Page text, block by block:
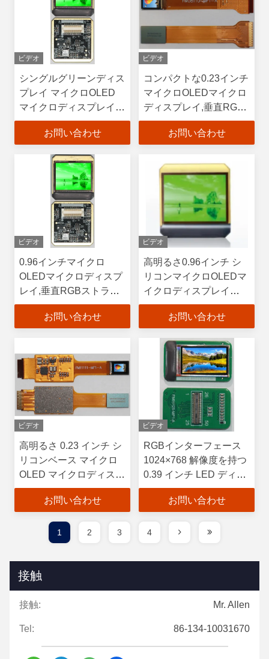
ビデオ
シングルグリーンディス
プレイ マイクロOLED
マイクロディスプレイ
平方色ピクセル配置と
0.96インチサイズ
お問い合わせ
ビデオ
コンパクトな0.23インチ
マイクロOLEDマイクロ
ディスプレイ,垂直RGB
ストライプカラーピクセ
ル配置と最大明るさ1万
お問い合わせ
ビデオ
0.96インチマイクロ
OLEDマイクロディスプ
レイ,垂直RGBストライ
プインターフェースとカ
ラーピクセル配置
お問い合わせ
ビデオ
高明るさ0.96インチ シ
リコンマイクロOLEDマ
イクロディスプレイ
20.1mm×15.15mm 携帯
電話用RGBインターフ
お問い合わせ
ビデオ
高明るさ 0.23 インチ シ
リコンベース マイクロ
OLED マイクロディスプ
レイ RGB インターフェ
ースと最大明るさ
お問い合わせ
ビデオ
RGBインターフェース
1024×768 解像度を持つ
0.39 インチ LED ディス
プレイ 1500 Cd/m2 の最
大明るさで高解像度表示
お問い合わせ
1 2 3 4
接触
接触: Mr. Allen
Tel: 86-134-10031670